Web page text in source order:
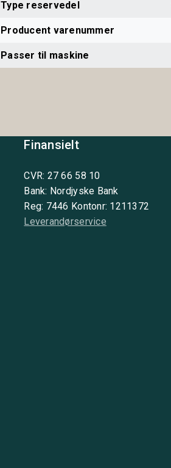
Type reservedel
Producent varenummer
Passer til maskine
Finansielt
CVR: 27 66 58 10
Bank: Nordjyske Bank
Reg: 7446 Kontonr: 1211372
Leverandørservice